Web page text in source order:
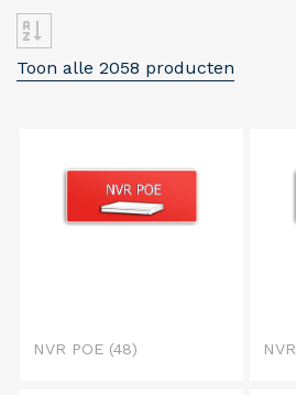
Toon alle 2058 producten
NVR POE (48) NVR